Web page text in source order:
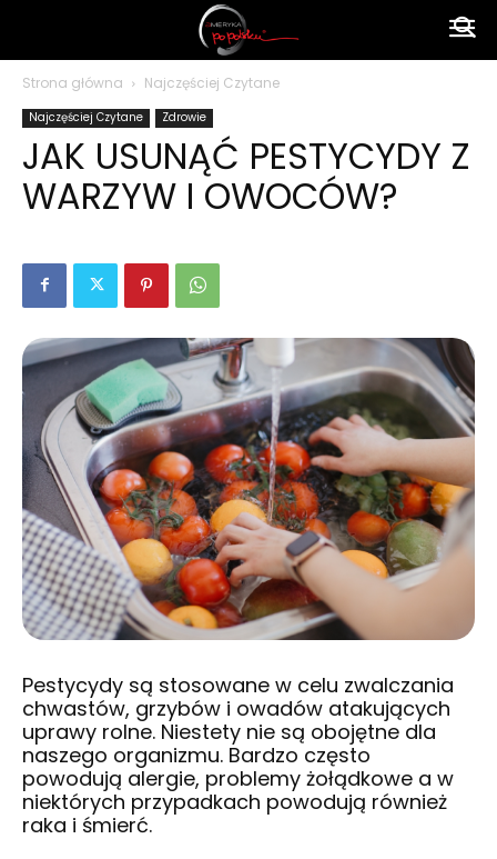
Strona główna Najczęściej Czytane
Najczęściej Czytane Zdrowie
JAK USUNĄĆ PESTYCYDY Z
WARZYW I OWOCÓW?
Pestycydy są stosowane w celu zwalczania
chwastów, grzybów i owadów atakujących
uprawy rolne. Niestety nie są obojętne dla
naszego organizmu. Bardzo często
powodują alergie, problemy żołądkowe a w
niektórych przypadkach powodują również
raka i śmierć.